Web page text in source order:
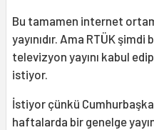
Bu tamamen internet
yayınıdır. Ama RTÜK
televizyon yayını kabul
istiyor.
İstiyor çünkü
haftalarda bir genelge